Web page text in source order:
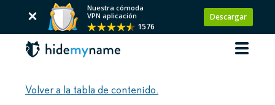
Nuestra cómoda
VPN aplicación
1576
Descargar
Volver a la tabla de contenido.